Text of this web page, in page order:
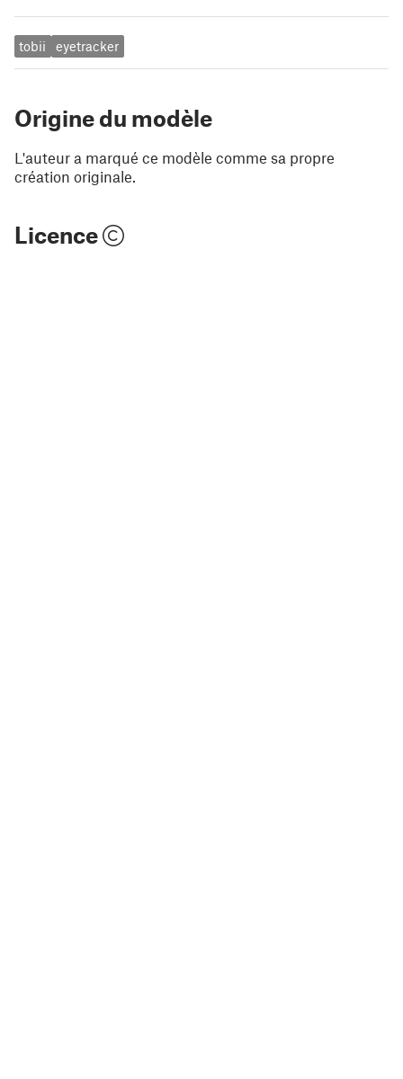
tobii eyetracker
Origine du modèle
L'auteur a marqué ce modèle comme sa propre
création originale.
Licence